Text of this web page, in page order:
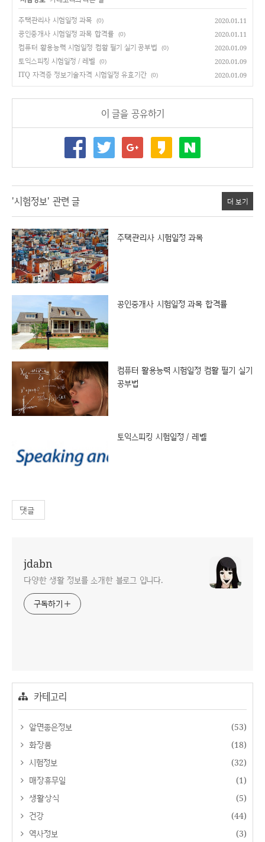
주택관리사 시험일정 과목 (0) 2020.01.11
공인중개사 시험일정 과목 합격률 (0) 2020.01.11
컴퓨터 활용능력 시험일정 컴활 필기 실기 공부법 (0) 2020.01.09
토익스피킹 시험일정 / 레벨 (0) 2020.01.09
ITQ 자격증 정보기술자격 시험일정 유효기간 (0) 2020.01.09
이 글을 공유하기
'시험정보' 관련 글 더 보기
주택관리사 시험일정 과목
공인중개사 시험일정 과목 합격률
컴퓨터 활용능력 시험일정 컴활 필기 실기
공부법
토익스피킹 시험일정 / 레벨
댓글
jdabn
다양한 생활 정보를 소개한 블로그 입니다.
구독하기
카테고리
알면좋은정보
(53)
화장품
(18)
시험정보
(32)
매장휴무일
(1)
생활상식
(5)
건강
(44)
역사정보
(3)